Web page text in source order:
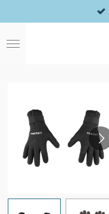
direct
naar
de